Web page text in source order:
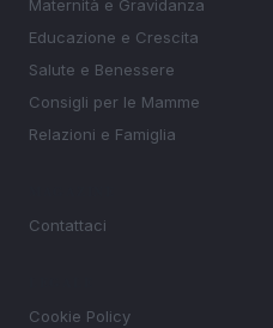
Maternità e Gravidanza
Educazione e Crescita
Salute e Benessere
Consigli per le Mamme
Relazioni e Famiglia
Contattaci
Cookie Policy